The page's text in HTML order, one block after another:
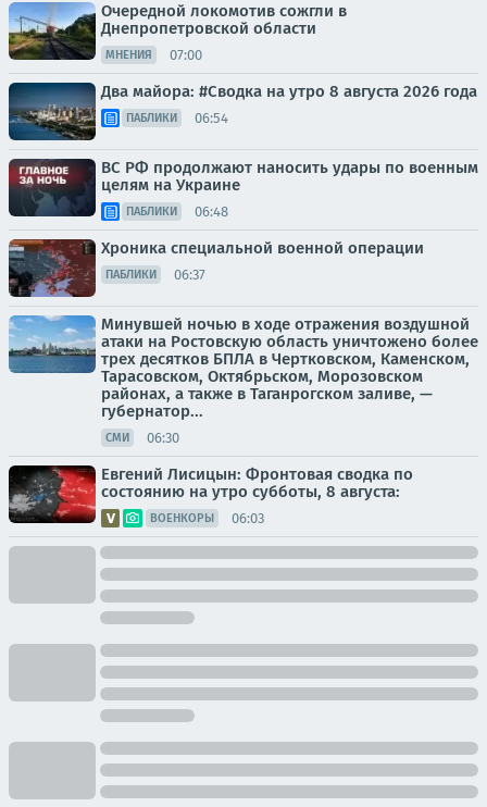
Очередной локомотив сожгли в
Днепропетровской области
МНЕНИЯ 07:00
Два майора: #Сводка на утро 8 августа 2026 года
ПАБЛИКИ 06:54
ВС РФ продолжают наносить удары по военным
целям на Украине
ПАБЛИКИ 06:48
Хроника специальной военной операции
ПАБЛИКИ 06:37
Минувшей ночью в ходе отражения воздушной
атаки на Ростовскую область уничтожено более
трех десятков БПЛА в Чертковском, Каменском,
Тарасовском, Октябрьском, Морозовском
районах, а также в Таганрогском заливе, —
губернатор...
СМИ 06:30
Евгений Лисицын: Фронтовая сводка по
состоянию на утро субботы, 8 августа:
ВОЕНКОРЫ 06:03